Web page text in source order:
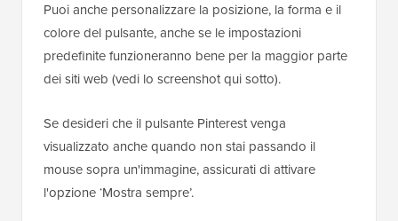
Puoi anche personalizzare la posizione, la forma e il
colore del pulsante, anche se le impostazioni
predefinite funzioneranno bene per la maggior parte
dei siti web (vedi lo screenshot qui sotto).
Se desideri che il pulsante Pinterest venga
visualizzato anche quando non stai passando il
mouse sopra un'immagine, assicurati di attivare
l'opzione ‘Mostra sempre’.